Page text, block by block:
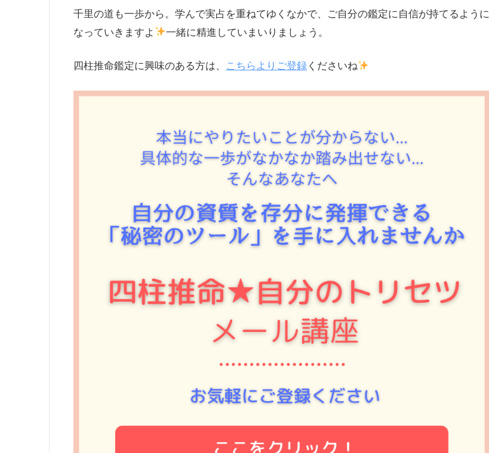
千里の道も一歩から。学んで実占を重ねてゆくなかで、ご自分の鑑定に自信が持てるように
なっていきますよ
一緒に精進していまいりましょう。
四柱推命鑑定に興味のある方は、 こちらよりご登録 くださいね